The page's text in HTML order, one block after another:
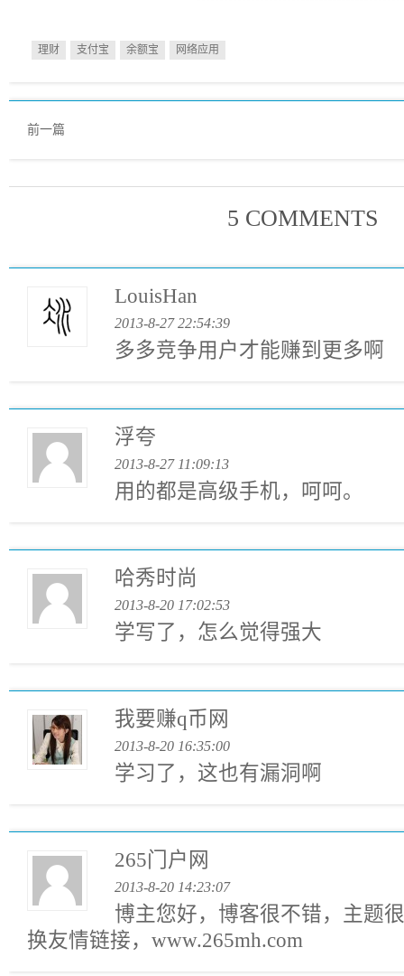
理财 支付宝 余额宝 网络应用
前一篇
5 COMMENTS
LouisHan
2013-8-27 22:54:39
多多竞争用户才能赚到更多啊
浮夸
2013-8-27 11:09:13
用的都是高级手机，呵呵。
哈秀时尚
2013-8-20 17:02:53
学写了，怎么觉得强大
我要赚q币网
2013-8-20 16:35:00
学习了，这也有漏洞啊
265门户网
2013-8-20 14:23:07
博主您好，博客很不错，主题
换友情链接，www.265mh.com